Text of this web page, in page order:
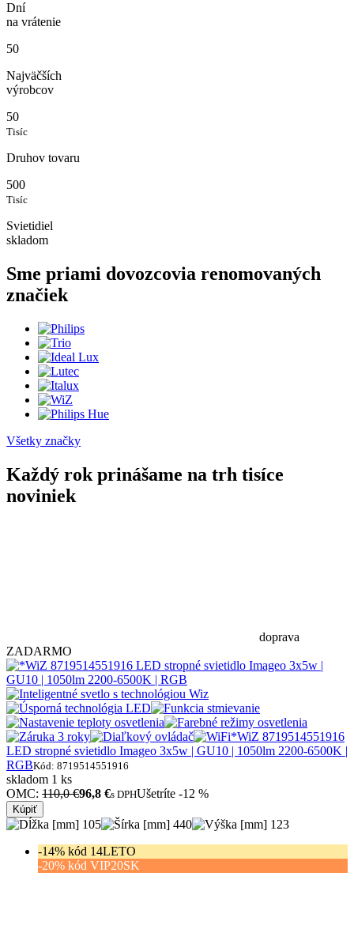
Dní
na vrátenie
50
Najväčších
výrobcov
50
Tisíc
Druhov tovaru
500
Tisíc
Svietidiel
skladom
Sme priami dovozcovia renomovaných
značiek
Všetky značky
Každý rok prinášame na trh tisíce
noviniek
doprava
ZADARMO
*WiZ 8719514551916
LED stropné svietidlo Imageo 3x5w | GU10 | 1050lm 2200-6500K |
RGBKód: 8719514551916
skladom 1 ks
OMC: 110,0 €96,8 €s DPHUšetríte -12 %
Kúpiť
105 440
123
-14% kód 14LETO
-20% kód VIP20SK